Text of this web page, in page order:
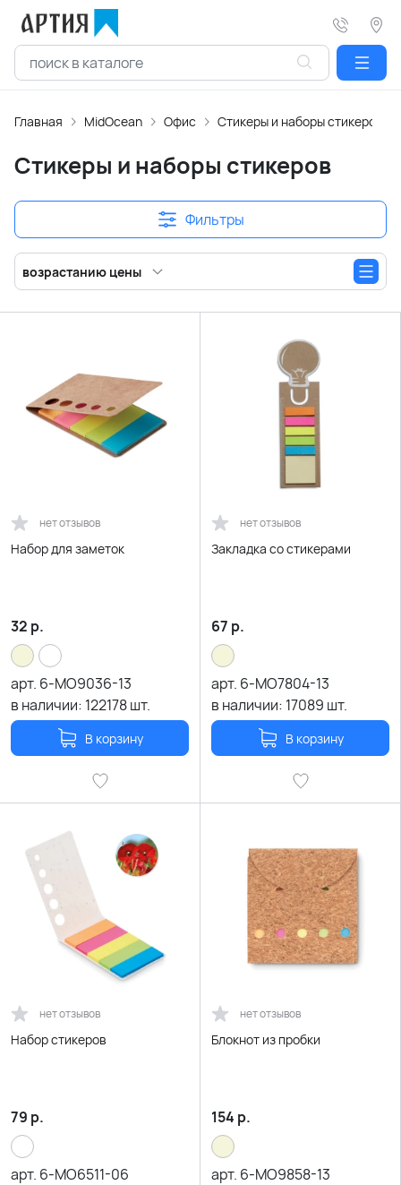
Главная MidOcean Офис Стикеры и наборы стикеров
Стикеры и наборы стикеров
Фильтры
возрастанию цены
нет отзывов
Набор для заметок
32 р.
арт. 6-MO9036-13
в наличии: 122178шт.
В корзину
нет отзывов
Закладка со стикерами
67 р.
арт. 6-MO7804-13
в наличии: 17089 шт.
В корзину
нет отзывов
Набор стикеров
79 р.
арт. 6-MO6511-06
нет отзывов
Блокнот из пробки
154 р.
арт. 6-MO9858-13